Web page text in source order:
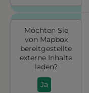
Möchten Sie
von Mapbox
bereitgestellte
externe Inhalte
laden?
Ja